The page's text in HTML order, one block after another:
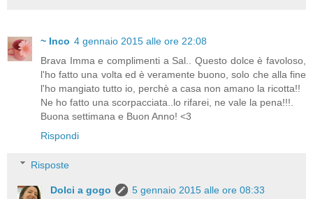
~ Inco 4 gennaio 2015 alle ore 22:08
Brava Imma e complimenti a Sal.. Questo dolce è favoloso,
l'ho fatto una volta ed è veramente buono, solo che alla fine
l'ho mangiato tutto io, perchè a casa non amano la ricotta!!
Ne ho fatto una scorpacciata..lo rifarei, ne vale la pena!!!.
Buona settimana e Buon Anno! <3
Rispondi
Risposte
Dolci a gogo
5 gennaio 2015 alle ore 08:33